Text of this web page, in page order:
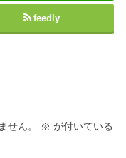
feedly
せん。 ※ が付いている